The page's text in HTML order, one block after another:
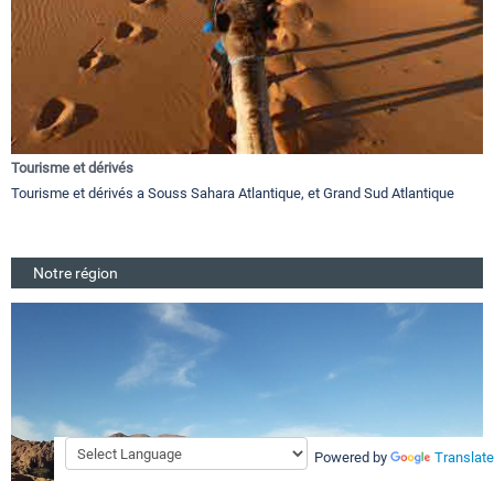
Tourisme et dérivés
Tourisme et dérivés a Souss Sahara Atlantique, et Grand Sud Atlantique
Notre région
Powered by Translate